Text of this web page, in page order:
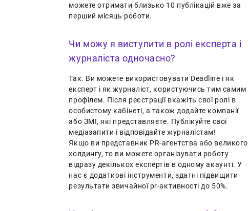
можете отримати близько 10 публікацій вже за
перший місяць роботи.
Чи можу я виступити в ролі експерта і
журналіста одночасно?
Так. Ви можете використовувати Deadline і як
експерт і як журналіст, користуючись тим самим
профілем. Після реєстрації вкажіть свої ролі в
особистому кабінеті, а також додайте компанії
або ЗМІ, які представляєте. Публікуйте свої
медіазапити і відповідайте журналістам!
Якщо ви представник PR-агентства або великого
холдингу, то ви можете організувати роботу
відразу декількох експертів в одному акаунті. У
нас є додаткові інструменти, здатні підвищити
результати звичайної pr-активності до 50%.